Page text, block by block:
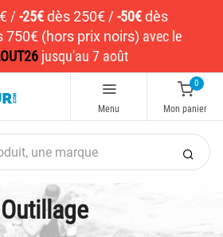
/ -25€dès 250€ / -50€dès
750€ (hors prix noirs) avec le
jusqu'au 7 août
Menu
0
Mon panier
Outillage